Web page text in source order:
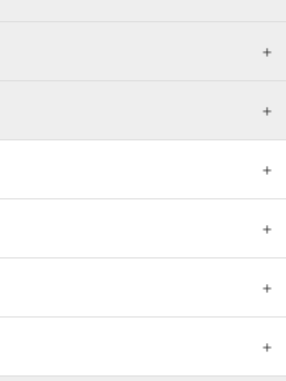
＋
＋
＋
＋
＋
＋